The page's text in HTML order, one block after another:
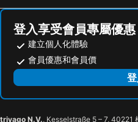
登入享受會員專屬優惠
建立個人化體驗
會員優惠和會員價
trivago N.V., Kesselstraße 5 – 7, 40221